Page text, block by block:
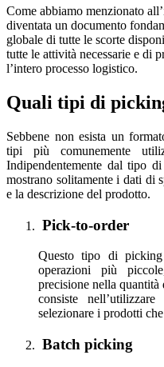
Come abbiamo menzionato
diventata un documento
globale di tutte le scorte
tutte le attività necessarie e di
l’intero processo logistico.
Quali tipi di
Sebbene non esista un
tipi più comunemente
Indipendentemente dal tipo
mostrano solitamente i dati di
e la descrizione del prodotto.
Pick-to-order
Questo tipo di
operazioni più
precisione nella
consiste
selezionare i prodotti
Batch picking